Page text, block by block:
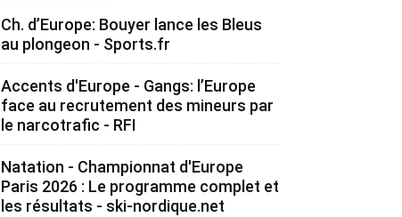
Ch. d’Europe: Bouyer lance les Bleus
au plongeon - Sports.fr
Accents d'Europe - Gangs: l’Europe
face au recrutement des mineurs par
le narcotrafic - RFI
Natation - Championnat d'Europe
Paris 2026 : Le programme complet et
les résultats - ski-nordique.net